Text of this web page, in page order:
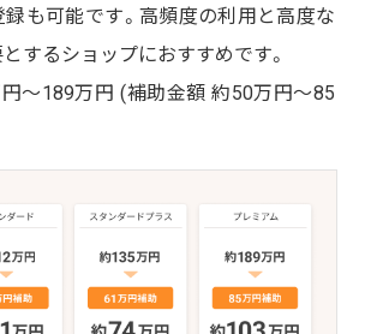
も可能です。高頻度の利用と高度な
するショップにおすすめです。
円～189万円 (補助金額 約50万円～85